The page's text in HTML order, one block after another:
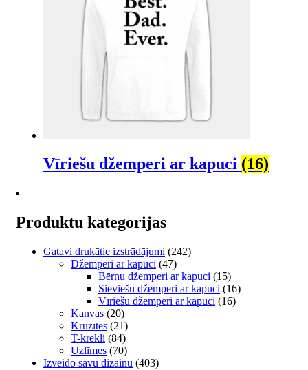
Vīriešu džemperi ar kapuci (16)
Produktu kategorijas
Gatavi drukātie izstrādājumi (242)
Džemperi ar kapuci (47)
Bērnu džemperi ar kapuci (15)
Sieviešu džemperi ar kapuci (16)
Vīriešu džemperi ar kapuci (16)
Kanvas (20)
Krūzītes (21)
T-krekli (84)
Uzlīmes (70)
Izveido savu dizainu (403)